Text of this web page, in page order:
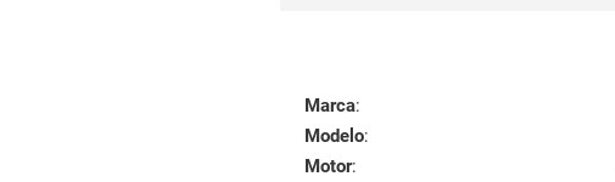
Marca:
Modelo:
Motor: